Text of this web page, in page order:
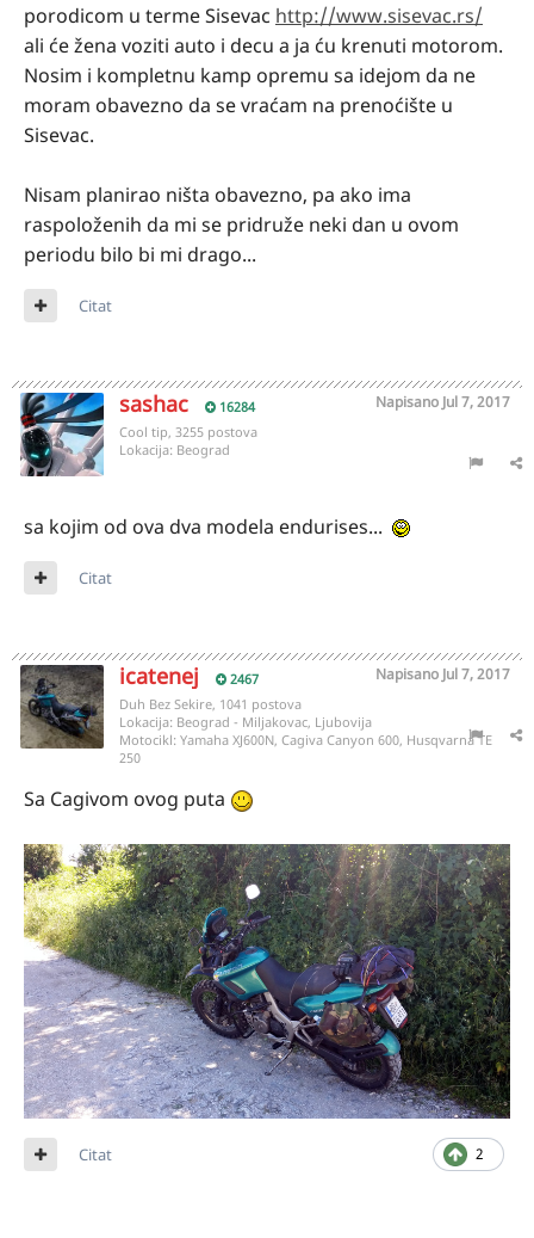
porodicom u terme Sisevac http://www.sisevac.rs/
ali će žena voziti auto i decu a ja ću krenuti motorom.
Nosim i kompletnu kamp opremu sa idejom da ne
moram obavezno da se vraćam na prenoćište u
Sisevac.
Nisam planirao ništa obavezno, pa ako ima
raspoloženih da mi se pridruže neki dan u ovom
periodu bilo bi mi drago...
Citat
sashac 16284 Napisano Jul 7, 2017
Cool tip, 3255 postova
Lokacija: Beograd
sa kojim od ova dva modela endurises...
Citat
icatenej 2467 Napisano Jul 7, 2017
Duh Bez Sekire, 1041 postova
Lokacija: Beograd - Miljakovac, Ljubovija
Motocikl: Yamaha XJ600N, Cagiva Canyon 600, Husqvarna TE
250
Sa Cagivom ovog puta
2
Citat